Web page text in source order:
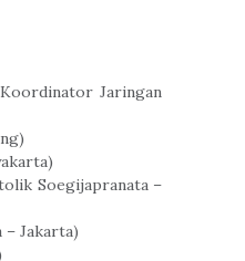
Jaringan
Soegijapranata –
– Jakarta)